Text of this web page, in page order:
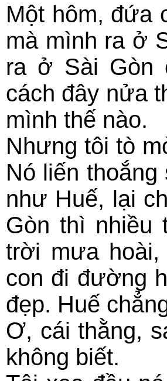
Một hôm, đứa
mà mình ra ở
ra ở Sài Gòn
cách đây nửa
mình thế nào.
Nhưng tôi tò
Nó liến
như Huế, lại
Gòn thì
trời mưa
con đi đường
đẹp. Huế
Ơ, cái thằng,
không biết.